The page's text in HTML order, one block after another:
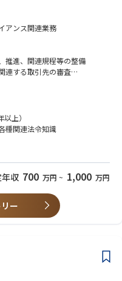
アンス関連業務
推進、関連規程等の整備
連する取引先の審査
業務、当局対応の補助等
出、モニタリング対応）
上）
種関連法令知識
ライアンス業務のご経験
のコンプライアンスや監査業務
収 700 万円 ~ 1,000 万円
ー